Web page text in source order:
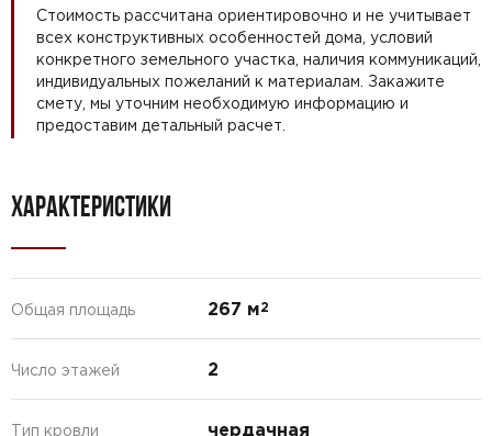
Стоимость рассчитана ориентировочно и не учитывает
всех конструктивных особенностей дома, условий
конкретного земельного участка, наличия коммуникаций,
индивидуальных пожеланий к материалам. Закажите
смету, мы уточним необходимую информацию и
предоставим детальный расчет.
ХАРАКТЕРИСТИКИ
Общая площадь 267 м2
Число этажей 2
Тип кровли чердачная